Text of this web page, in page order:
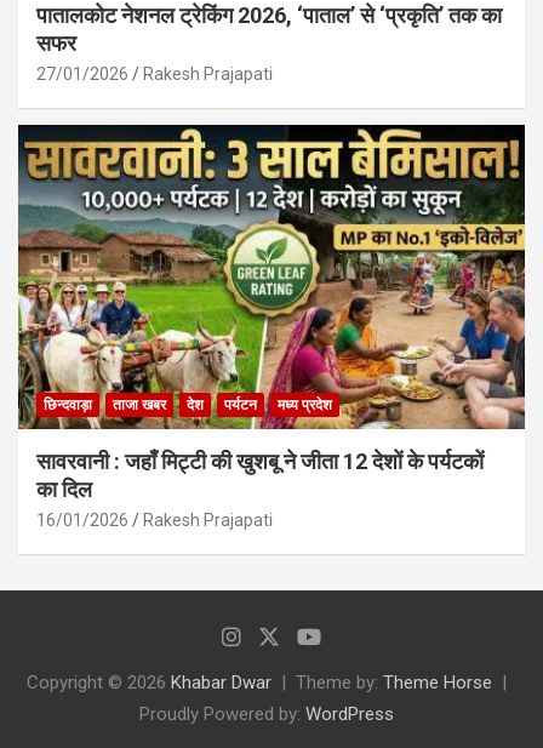
पातालकोट नेशनल ट्रेकिंग 2026, ‘पाताल’ से ‘प्रकृति’ तक का
सफर
27/01/2026 Rakesh Prajapati
छिन्दवाड़ा ताजा खबर देश पर्यटन मध्य प्रदेश
सावरवानी : जहाँ मिट्टी की खुशबू ने जीता 12 देशों के पर्यटकों
का दिल
16/01/2026 Rakesh Prajapati
Copyright © 2026 Khabar Dwar Theme by: Theme Horse
Proudly Powered by: WordPress